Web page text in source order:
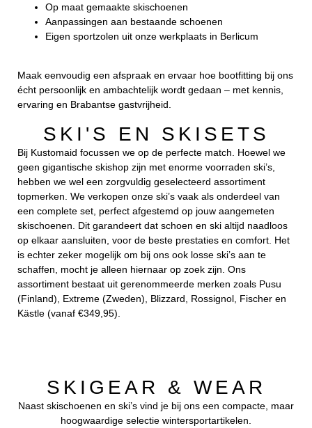
Op maat gemaakte skischoenen
Aanpassingen aan bestaande schoenen
Eigen sportzolen uit onze werkplaats in Berlicum
Maak eenvoudig een afspraak en ervaar hoe bootfitting bij ons
écht persoonlijk en ambachtelijk wordt gedaan – met kennis,
ervaring en Brabantse gastvrijheid.
SKI'S EN SKISETS
Bij Kustomaid focussen we op de perfecte match. Hoewel we
geen gigantische skishop zijn met enorme voorraden ski’s,
hebben we wel een zorgvuldig geselecteerd assortiment
topmerken. We verkopen onze ski’s vaak als onderdeel van
een complete set, perfect afgestemd op jouw aangemeten
skischoenen. Dit garandeert dat schoen en ski altijd naadloos
op elkaar aansluiten, voor de beste prestaties en comfort. Het
is echter zeker mogelijk om bij ons ook losse ski’s aan te
schaffen, mocht je alleen hiernaar op zoek zijn. Ons
assortiment bestaat uit gerenommeerde merken zoals Pusu
(Finland), Extreme (Zweden), Blizzard, Rossignol, Fischer en
Kästle (vanaf €349,95).
SKIGEAR & WEAR
Naast skischoenen en ski’s vind je bij ons een compacte, maar
hoogwaardige selectie wintersportartikelen.